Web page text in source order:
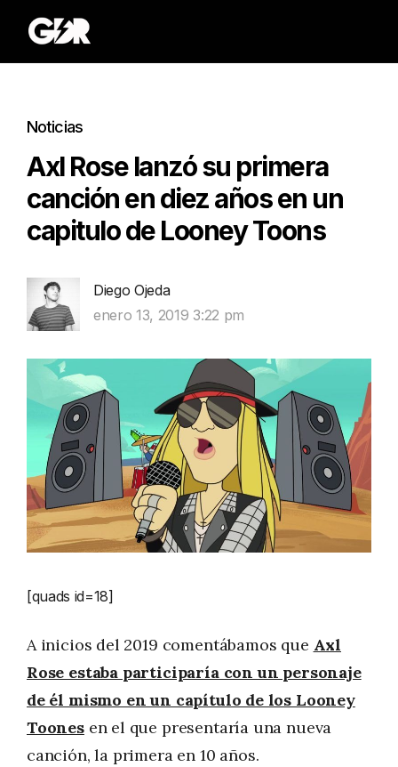
Noticias
Axl Rose lanzó su primera
canción en diez años en un
capitulo de Looney Toons
Diego Ojeda
enero 13, 2019 3:22 pm
[quads id=18]
A inicios del 2019 comentábamos que Axl
Rose estaba participaría con un personaje
de él mismo en un capítulo de los Looney
Toonesen el que presentaría una nueva
canción, la primera en 10 años.